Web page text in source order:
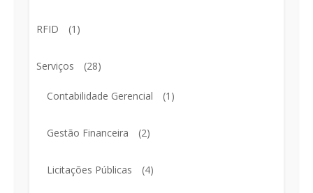
RFID (1)
Serviços (28)
Contabilidade Gerencial (1)
Gestão Financeira (2)
Licitações Públicas (4)